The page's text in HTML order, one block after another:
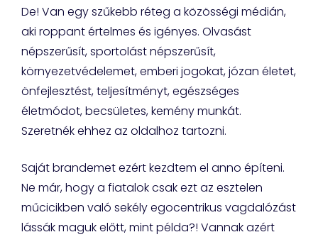
De! Van egy szűkebb réteg a közösségi médián,
aki roppant értelmes és igényes. Olvasást
népszerűsít, sportolást népszerűsít,
környezetvédelemet, emberi jogokat, józan életet,
önfejlesztést, teljesítményt, egészséges
életmódot, becsületes, kemény munkát.
Szeretnék ehhez az oldalhoz tartozni.
Saját brandemet ezért kezdtem el anno építeni.
Ne már, hogy a fiatalok csak ezt az esztelen
műcicikben való sekély egocentrikus vagdalózást
lássák maguk előtt, mint példa?! Vannak azért